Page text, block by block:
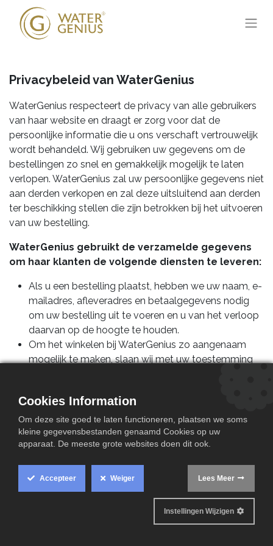
Privacybeleid van WaterGenius
WaterGenius respecteert de privacy van alle gebruikers
van haar website en draagt er zorg voor dat de
persoonlijke informatie die u ons verschaft vertrouwelijk
wordt behandeld. Wij gebruiken uw gegevens om de
bestellingen zo snel en gemakkelijk mogelijk te laten
verlopen. WaterGenius zal uw persoonlijke gegevens niet
aan derden verkopen en zal deze uitsluitend aan derden
ter beschikking stellen die zijn betrokken bij het uitvoeren
van uw bestelling.
WaterGenius gebruikt de verzamelde gegevens
om haar klanten de volgende diensten te leveren:
Als u een bestelling plaatst, hebben we uw naam, e-
mailadres, afleveradres en betaalgegevens nodig
om uw bestelling uit te voeren en u van het verloop
daarvan op de hoogte te houden.
Om het winkelen bij WaterGenius zo aangenaam
mogelijk te maken, slaan wij met uw toestemming
diensten op.
Met uw toestemming gebruiken wij uw gegevens
om u te informeren over de ontwikkeling van de
website en over speciale aanbiedingen en acties. Als
weten door een e-mail te sturen naar
info@watergenius.com.
WaterGenius verkoopt uw gegevens niet
Cookies Information
Om deze site goed te laten functioneren, plaatsen we soms
kleine gegevensbestanden genaamd Cookies op uw
apparaat. De meeste grote websites doen dit ook.
Accepteer Weiger Lees Meer
Instellingen Wijzigen